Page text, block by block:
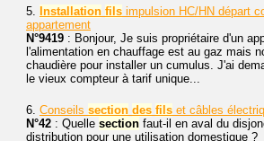
5. Installation fils impulsion HC/HN départ
appartement
N°9419 : Bonjour, Je suis propriétaire d'un
l'alimentation en chauffage est au gaz mais
chaudière pour installer un cumulus. J'ai
le vieux compteur à tarif unique...
6. Conseils section des fils et câbles
N°42 : Quelle section faut-il en aval du
distribution pour une utilisation domestique ?